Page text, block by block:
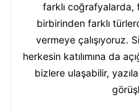
farklı coğrafyalarda,
birbirinden farklı
vermeye çalışıyoruz.
herkesin katılımına da
bizlere ulaşabilir,